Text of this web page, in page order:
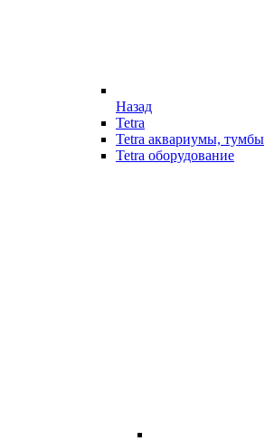
Назад
Tetra
Tetra аквариумы, тумбы
Tetra оборудование